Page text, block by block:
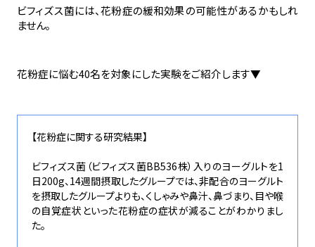
ビフィズス菌には、花粉症の緩和効果の可能性があるかもしれ
ません。
花粉症に悩む40名を対象にした実験をご紹介します▼
【花粉症に関する研究結果】
ビフィズス菌（ビフィズス菌BB536株）入りのヨーグルトを1
日200g、14週間摂取したグループでは、非配合のヨーグルト
を摂取したグループよりも、くしゃみや鼻汁、鼻づまり、目や喉
の自覚症状といった花粉症の症状が減ることがわかりまし
た。